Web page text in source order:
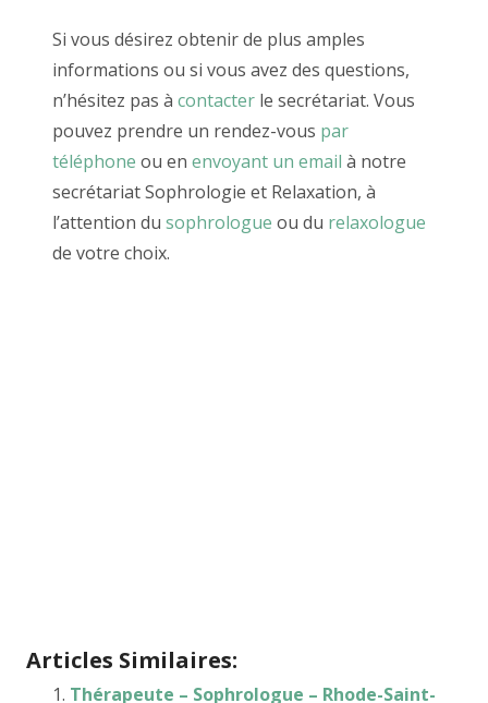
Si vous désirez obtenir de plus amples
informations ou si vous avez des questions,
n’hésitez pas à contacter le secrétariat. Vous
pouvez prendre un rendez-vous par
téléphone ou en envoyant un email à notre
secrétariat Sophrologie et Relaxation, à
l’attention du sophrologue ou du relaxologue
de votre choix.
Articles Similaires:
Thérapeute – Sophrologue – Rhode-Saint-